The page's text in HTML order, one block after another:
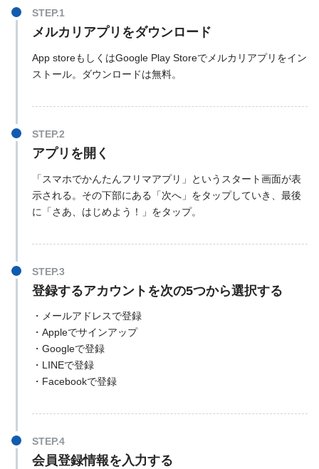
メルカリアプリをダウンロード
App storeもしくはGoogle Play Storeでメルカリアプリをイン
ストール。ダウンロードは無料。
アプリを開く
「スマホでかんたんフリマアプリ」というスタート画面が表
示される。その下部にある「次へ」をタップしていき、最後
に「さあ、はじめよう！」をタップ。
登録するアカウントを次の5つから選択する
・メールアドレスで登録
・Appleでサインアップ
・Googleで登録
・LINEで登録
・Facebookで登録
会員登録情報を入力する